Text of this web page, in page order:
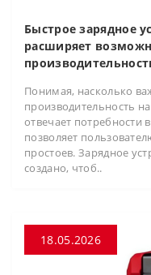
Быстрое зарядное
расширяет
Понимая, насколько
производительность
отвечает потребности
позволяет
простоев. Зарядное
создано, чтоб..
18.05.2026